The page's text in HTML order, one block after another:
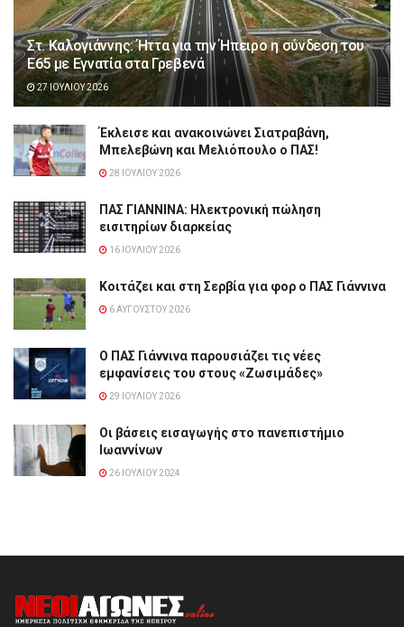
Στ. Καλογιάννης: Ήττα για την Ήπειρο η σύνδεση του
Ε65 με Εγνατία στα Γρεβενά
27 ΙΟΥΛΊΟΥ 2026
Έκλεισε και ανακοινώνει Σιατραβάνη,
Μπελεβώνη και Μελιόπουλο ο ΠΑΣ!
28 ΙΟΥΛΊΟΥ 2026
ΠΑΣ ΓΙΑΝΝΙΝΑ: Hλεκτρονική πώληση
εισιτηρίων διαρκείας
16 ΙΟΥΛΊΟΥ 2026
Κοιτάζει και στη Σερβία για φορ ο ΠΑΣ Γιάννινα
6 ΑΥΓΟΎΣΤΟΥ 2026
Ο ΠΑΣ Γιάννινα παρουσιάζει τις νέες
εμφανίσεις του στους «Ζωσιμάδες»
29 ΙΟΥΛΊΟΥ 2026
Οι βάσεις εισαγωγής στο πανεπιστήμιο
Ιωαννίνων
26 ΙΟΥΛΊΟΥ 2024